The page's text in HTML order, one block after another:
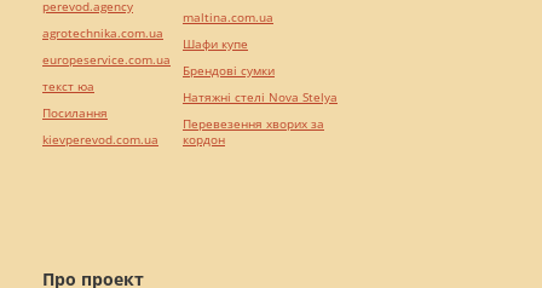
Про проект
perevod.agency
agrotechnika.com.ua
europeservice.com.ua
текст юа
Посилання
kievperevod.com.ua
maltina.com.ua
Шафи купе
Брендові сумки
Натяжні стелі Nova Stelya
Перевезення хворих за
кордон